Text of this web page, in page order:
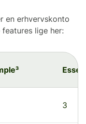
en erhvervskonto
lige her:
3